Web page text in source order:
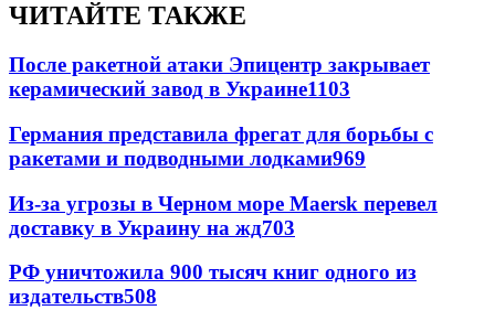
ЧИТАЙТЕ ТАКЖЕ
После ракетной атаки Эпицентр закрывает
керамический завод в Украине1103
Германия представила фрегат для борьбы с
ракетами и подводными лодками969
Из-за угрозы в Черном море Maersk перевел
доставку в Украину на жд703
РФ уничтожила 900 тысяч книг одного из
издательств508